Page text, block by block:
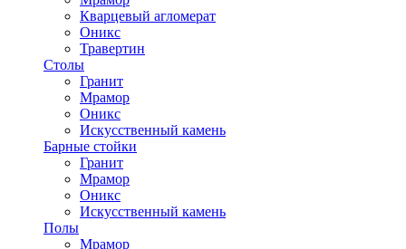
Кварцевый агломерат
Оникс
Травертин
Столы
Гранит
Мрамор
Оникс
Искусственный камень
Барные стойки
Гранит
Мрамор
Оникс
Искусственный камень
Полы
Мрамор